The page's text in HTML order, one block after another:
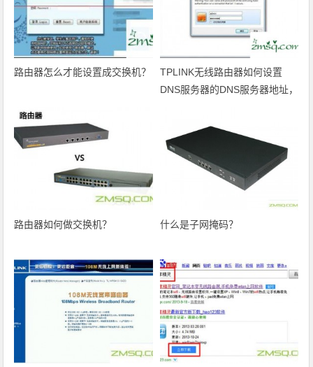
路由器怎么才能设置成交换机？
TPLINK无线路由器如何设置
DNS服务器的DNS服务器地址，
路由器如何做交换机？ 什么是子网掩码？